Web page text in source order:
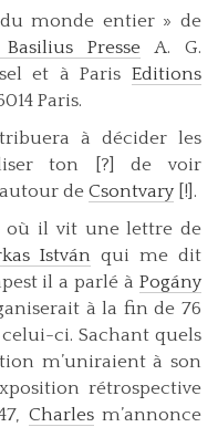
monde entier » de
Presse A. G.
et à Paris Editions
Paris.
à décider les
ton [?] de voir
de Csontvary [!].
où il vit une lettre de
István qui me dit
il a parlé à Pogány
à la fin de 76
ci. Sachant quels
m’uniraient à son
rétrospective
Charlesm’annonce